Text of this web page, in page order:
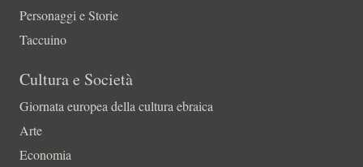
Personaggi e Storie
Taccuino
Cultura e Società
Giornata europea della cultura ebraica
Arte
Economia